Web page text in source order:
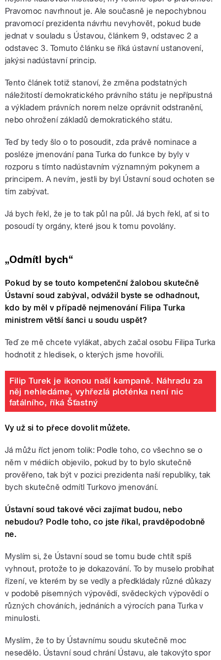
Pravomoc navrhnout je. Ale současně je nepochybnou
pravomocí prezidenta návrhu nevyhovět, pokud bude
jednat v souladu s Ústavou, článkem 9, odstavec 2 a
odstavec 3. Tomuto článku se říká ústavní ustanovení,
jakýsi nadústavní princip.
Tento článek totiž stanoví, že změna podstatných
náležitostí demokratického právního státu je nepřípustná
a výkladem právních norem nelze oprávnit odstranění,
nebo ohrožení základů demokratického státu.
Teď by tedy šlo o to posoudit, zda právě nominace a
posléze jmenování pana Turka do funkce by byly v
rozporu s tímto nadústavním významným pokynem a
principem. A nevím, jestli by byl Ústavní soud ochoten se
tím zabývat.
Já bych řekl, že je to tak půl na půl. Já bych řekl, ať si to
posoudí ty orgány, které jsou k tomu povolány.
„Odmítl bych“
Pokud by se touto kompetenční žalobou skutečně
Ústavní soud zabýval, odvážil byste se odhadnout,
kdo by měl v případě nejmenování Filipa Turka
ministrem větší šanci u soudu uspět?
Teď ze mě chcete vylákat, abych začal osobu Filipa Turka
hodnotit z hledisek, o kterých jsme hovořili.
Filip Turek je ikonou naší kampaně. Náhradu za
něj nehledáme, vyhřezlá ploténka není nic
fatálního, říká Šťastný
Vy už si to přece dovolit můžete.
Já můžu říct jenom tolik: Podle toho, co všechno se o
něm v médiích objevilo, pokud by to bylo skutečně
prověřeno, tak být v pozici prezidenta naší republiky, tak
bych skutečně odmítl Turkovo jmenování.
Ústavní soud takové věci zajímat budou, nebo
nebudou? Podle toho, co jste říkal, pravděpodobně
ne.
Myslím si, že Ústavní soud se tomu bude chtít spíš
vyhnout, protože to je dokazování. To by muselo probíhat
řízení, ve kterém by se vedly a předkládaly různé důkazy
v podobě písemných výpovědí, svědeckých výpovědí o
různých chováních, jednáních a výrocích pana Turka v
minulosti.
Myslím, že to by Ústavnímu soudu skutečně moc
nesedělo. Ústavní soud chrání Ústavu, ale takovýto spor